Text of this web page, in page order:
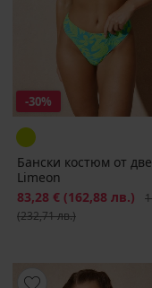
-30%
Бански костюм от
Limeon
Намаление
83,28 € (162,88 лв.)
(232,71 лв.)